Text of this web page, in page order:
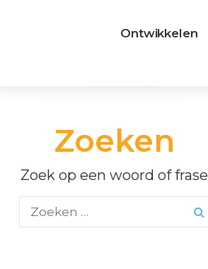
Ontwikkelen
Zoeken
Zoek op een woord of frase